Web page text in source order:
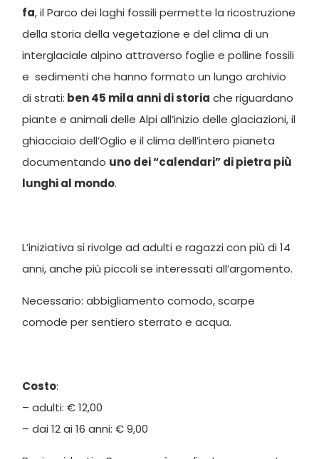
fa, il Parco dei laghi fossili permette la ricostruzione
della storia della vegetazione e del clima di un
interglaciale alpino attraverso foglie e polline fossili
e sedimenti che hanno formato un lungo archivio
di strati: ben 45 mila anni di storia che riguardano
piante e animali delle Alpi all’inizio delle glaciazioni, il
ghiacciaio dell’Oglio e il clima dell’intero pianeta
documentando uno dei “calendari” di pietra più
lunghi al mondo.
L’iniziativa si rivolge ad adulti e ragazzi con più di 14
anni, anche più piccoli se interessati all’argomento.
Necessario: abbigliamento comodo, scarpe
comode per sentiero sterrato e acqua.
Costo:
– adulti: € 12,00
– dai 12 ai 16 anni: € 9,00